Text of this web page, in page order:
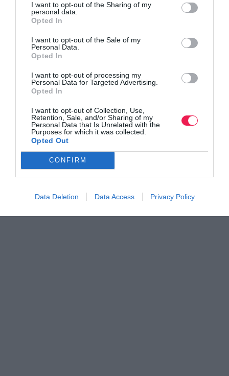
I want to opt-out of the Sharing of my
personal data.
Opted In
I want to opt-out of the Sale of my
Personal Data.
Opted In
I want to opt-out of processing my
Personal Data for Targeted Advertising.
Opted In
I want to opt-out of Collection, Use,
Retention, Sale, and/or Sharing of my
Personal Data that Is Unrelated with the
Purposes for which it was collected.
Opted Out
CONFIRM
Data Deletion Data Access Privacy Policy
Τα αποτελέσματα από τους αγώνες δρόμου το
Σαββατοκύριακ…